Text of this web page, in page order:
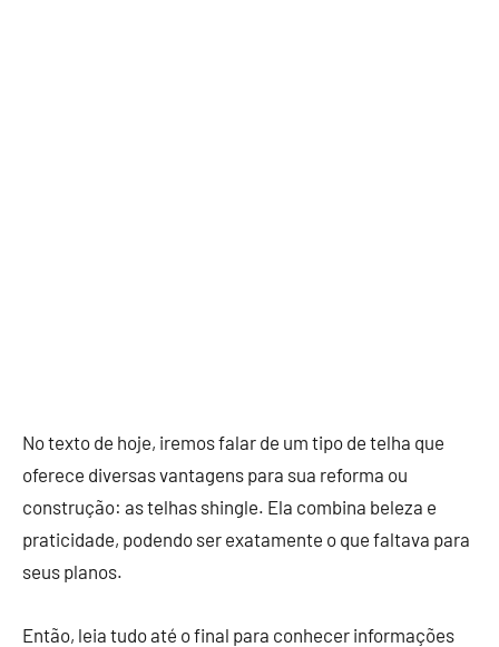
No texto de hoje, iremos falar de um tipo de telha que
oferece diversas vantagens para sua reforma ou
construção: as telhas shingle. Ela combina beleza e
praticidade, podendo ser exatamente o que faltava para
seus planos.
Então, leia tudo até o final para conhecer informações